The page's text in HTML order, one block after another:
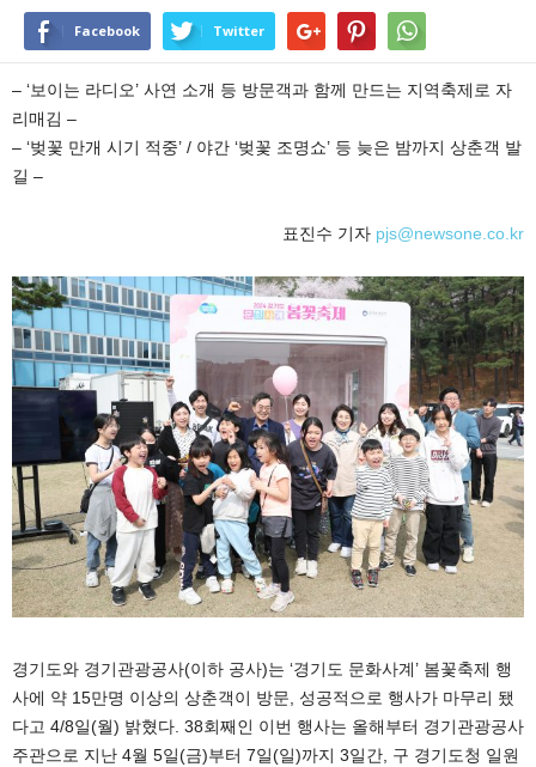
Facebook Twitter
– ‘보이는 라디오’ 사연 소개 등 방문객과 함께 만드는 지역축제로 자
리매김 –
– ‘벚꽃 만개 시기 적중’ / 야간 ‘벚꽃 조명쇼’ 등 늦은 밤까지 상춘객 발
길 –
표진수 기자 pjs@newsone.co.kr
경기도와 경기관광공사(이하 공사)는 ‘경기도 문화사계’ 봄꽃축제 행
사에 약 15만명 이상의 상춘객이 방문, 성공적으로 행사가 마무리 됐
다고 4/8일(월) 밝혔다. 38회째인 이번 행사는 올해부터 경기관광공사
주관으로 지난 4월 5일(금)부터 7일(일)까지 3일간, 구 경기도청 일원